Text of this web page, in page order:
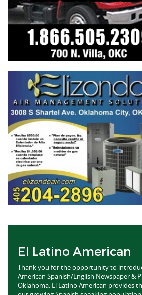
El Latino American
Thank you for the opportunity to
American Spanish/English Newspaper &
Oklahoma. El Latino American provides